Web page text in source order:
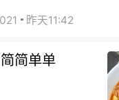
昨天11:42
简单单